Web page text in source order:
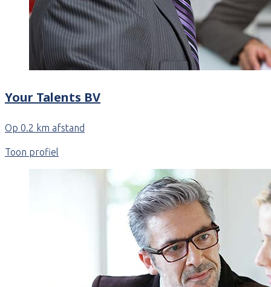
Your Talents BV
Op 0.2 km afstand
Toon profiel